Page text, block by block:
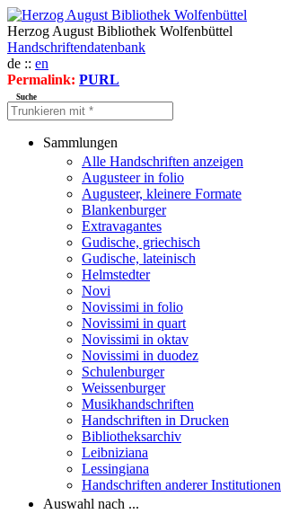
Herzog August Bibliothek Wolfenbüttel
Handschriftendatenbank
de :: en
Permalink: PURL
Suche
Sammlungen
Alle Handschriften anzeigen
Augusteer in folio
Augusteer, kleinere Formate
Blankenburger
Extravagantes
Gudische, griechisch
Gudische, lateinisch
Helmstedter
Novi
Novissimi in folio
Novissimi in quart
Novissimi in oktav
Novissimi in duodez
Schulenburger
Weissenburger
Musikhandschriften
Handschriften in Drucken
Bibliotheksarchiv
Leibniziana
Lessingiana
Handschriften anderer Institutionen
Auswahl nach ...